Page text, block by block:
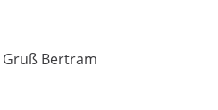
Gruß Bertram